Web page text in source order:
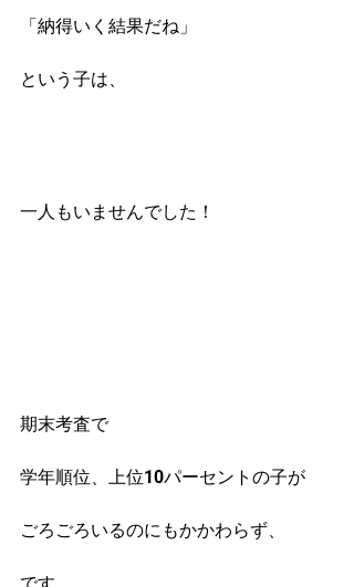
「納得いく結果だね」
という子は、
一人もいませんでした！
期末考査で
学年順位、上位10パーセントの子が
ごろごろいるのにもかかわらず、